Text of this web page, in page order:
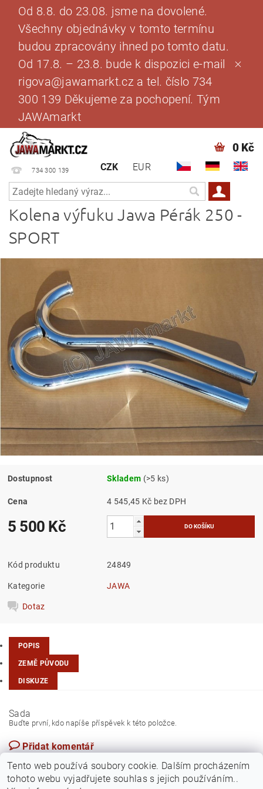
Od 8.8. do 23.08. jsme na dovolené.
Všechny objednávky v tomto termínu
budou zpracovány ihned po tomto datu.
Od 17.8. – 23.8. bude k dispozici e-mail
rigova@jawamarkt.cz a tel. číslo 734
300 139 Děkujeme za pochopení. Tým
JAWAmarkt
734 300 139 CZK EUR
0 Kč
Kolena výfuku Jawa Pérák 250 -
SPORT
Dostupnost Skladem (>5 ks)
Cena 4 545,45 Kč bez DPH
5 500 Kč
Kód produktu 24849
Kategorie JAWA
Dotaz
POPIS
ZEMĚ PŮVODU
DISKUZE
Sada
Buďte první, kdo napíše příspěvek k této položce.
Přidat komentář
Tento web používá soubory cookie. Dalším procházením
tohoto webu vyjadřujete souhlas s jejich používáním..